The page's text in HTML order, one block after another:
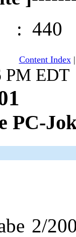
Content Index
PM EDT
PC-
2/